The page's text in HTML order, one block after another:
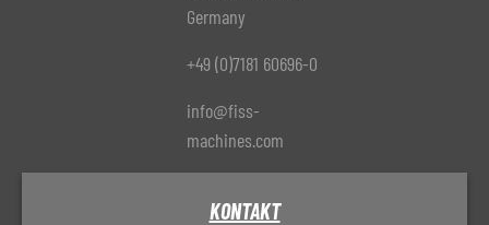
Germany
+49 (0)7181 60696-0
info@fiss-
machines.com
KONTAKT